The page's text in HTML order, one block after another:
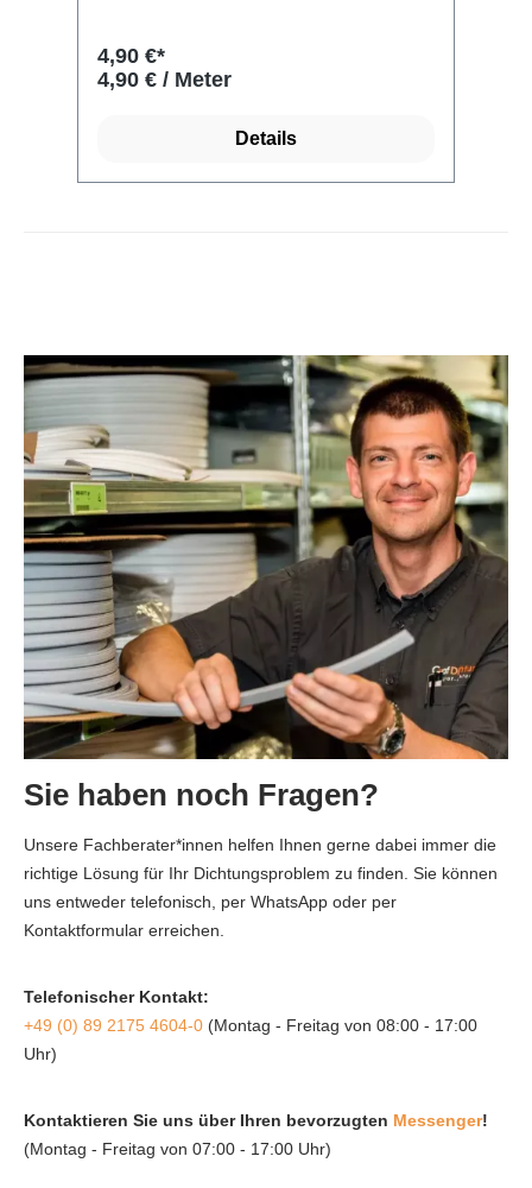
4,90 €*
4,90 € / Meter
Details
Sie haben noch Fragen?
Unsere Fachberater*innen helfen Ihnen gerne dabei immer die
richtige Lösung für Ihr Dichtungsproblem zu finden. Sie können
uns entweder telefonisch, per WhatsApp oder per
Kontaktformular erreichen.
Telefonischer Kontakt:
+49 (0) 89 2175 4604-0 (Montag - Freitag von 08:00 - 17:00
Uhr)
Kontaktieren Sie uns über Ihren bevorzugten Messenger!
(Montag - Freitag von 07:00 - 17:00 Uhr)